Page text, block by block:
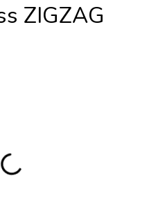
ZIGZAG